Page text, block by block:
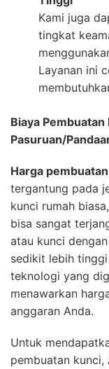
Kami juga
tingkat
Layanan ini
Biaya
Pasuruan/
Harga
tergantung pada
kunci rumah
bisa sangat
atau kunci
sedikit lebih
teknologi yang
menawarkan
anggaran Anda.
Untuk
pembuatan